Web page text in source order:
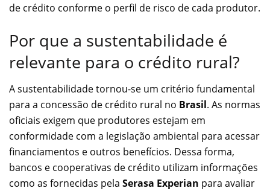
de crédito conforme o perfil de risco de cada produtor.
Por que a sustentabilidade é
relevante para o crédito rural?
A sustentabilidade tornou-se um critério fundamental
para a concessão de crédito rural no Brasil. As normas
oficiais exigem que produtores estejam em
conformidade com a legislação ambiental para acessar
financiamentos e outros benefícios. Dessa forma,
bancos e cooperativas de crédito utilizam informações
como as fornecidas pela Serasa Experian para avaliar